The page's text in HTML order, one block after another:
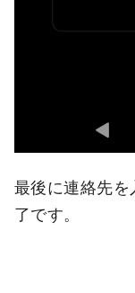
最後に連絡先
了です。